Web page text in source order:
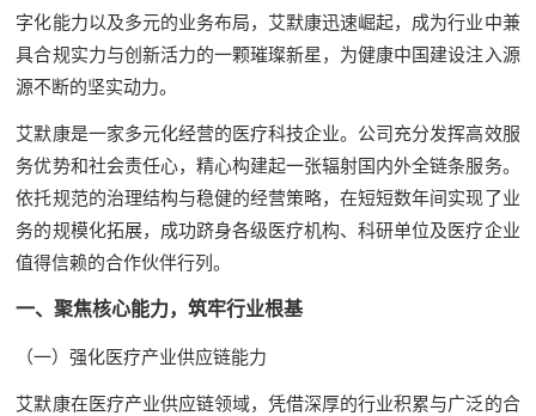
字化能力以及多元的业务布局，艾默康迅速崛起，成为行业中兼
具合规实力与创新活力的一颗璀璨新星，为健康中国建设注入源
源不断的坚实动力。
艾默康是一家多元化经营的医疗科技企业。公司充分发挥高效服
务优势和社会责任心，精心构建起一张辐射国内外全链条服务。
依托规范的治理结构与稳健的经营策略，在短短数年间实现了业
务的规模化拓展，成功跻身各级医疗机构、科研单位及医疗企业
值得信赖的合作伙伴行列。
一、聚焦核心能力，筑牢行业根基
（一）强化医疗产业供应链能力
艾默康在医疗产业供应链领域，凭借深厚的行业积累与广泛的合